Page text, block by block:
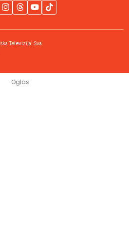
Televizija. Sva